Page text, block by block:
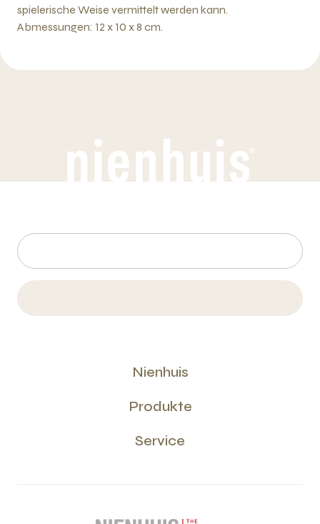
spielerische Weise vermittelt werden kann.
Abmessungen: 12 x 10 x 8 cm.
Nienhuis
Produkte
Service